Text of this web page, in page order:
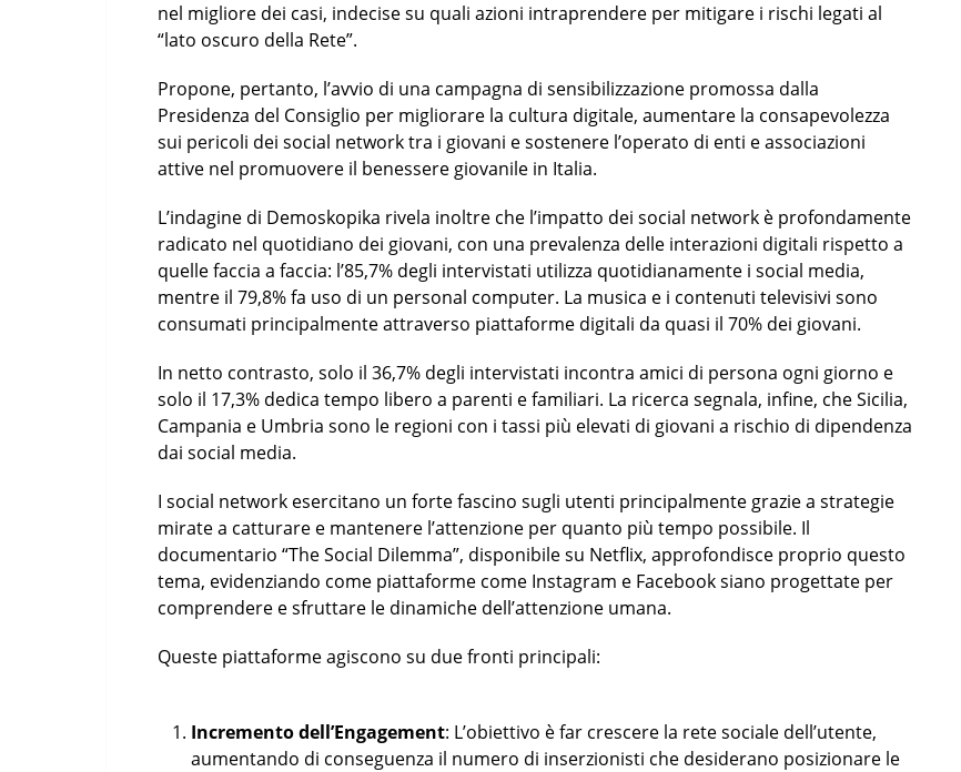
nel migliore dei casi, indecise su quali azioni intraprendere per mitigare i rischi legati al
“lato oscuro della Rete”.
Propone, pertanto, l’avvio di una campagna di sensibilizzazione promossa dalla
Presidenza del Consiglio per migliorare la cultura digitale, aumentare la consapevolezza
sui pericoli dei social network tra i giovani e sostenere l’operato di enti e associazioni
attive nel promuovere il benessere giovanile in Italia.
L’indagine di Demoskopika rivela inoltre che l’impatto dei social network è profondamente
radicato nel quotidiano dei giovani, con una prevalenza delle interazioni digitali rispetto a
quelle faccia a faccia: l’85,7% degli intervistati utilizza quotidianamente i social media,
mentre il 79,8% fa uso di un personal computer. La musica e i contenuti televisivi sono
consumati principalmente attraverso piattaforme digitali da quasi il 70% dei giovani.
In netto contrasto, solo il 36,7% degli intervistati incontra amici di persona ogni giorno e
solo il 17,3% dedica tempo libero a parenti e familiari. La ricerca segnala, infine, che Sicilia,
Campania e Umbria sono le regioni con i tassi più elevati di giovani a rischio di dipendenza
dai social media.
I social network esercitano un forte fascino sugli utenti principalmente grazie a strategie
mirate a catturare e mantenere l’attenzione per quanto più tempo possibile. Il
documentario “The Social Dilemma”, disponibile su Netflix, approfondisce proprio questo
tema, evidenziando come piattaforme come Instagram e Facebook siano progettate per
comprendere e sfruttare le dinamiche dell’attenzione umana.
Queste piattaforme agiscono su due fronti principali:
Incremento dell’Engagement: L’obiettivo è far crescere la rete sociale dell’utente,
aumentando di conseguenza il numero di inserzionisti che desiderano posizionare le